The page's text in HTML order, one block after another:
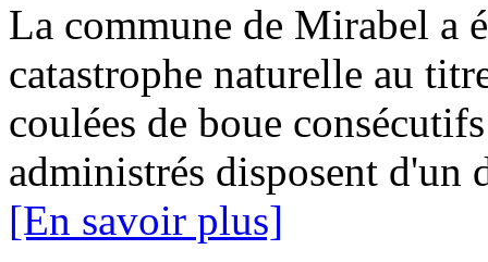
La commune de Mirabel a
catastrophe naturelle au
coulées de boue
administrés disposent d'un
[En savoir plus]